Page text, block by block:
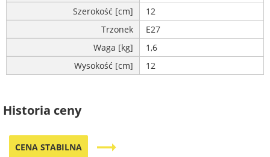
Szerokość [cm]
12
Trzonek
E27
Waga [kg]
1,6
Wysokość [cm]
12
Historia ceny
CENA STABILNA trending_flat